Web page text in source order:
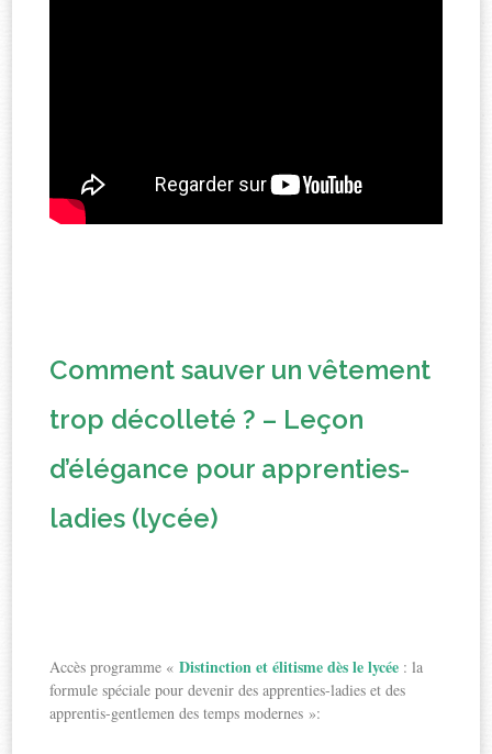
Comment sauver un vêtement
trop décolleté ? – Leçon
d’élégance pour apprenties-
ladies (lycée)
Accès programme «Distinction et élitisme dès le lycée : la
formule spéciale pour devenir des apprenties-ladies et des
apprentis-gentlemen des temps modernes »: